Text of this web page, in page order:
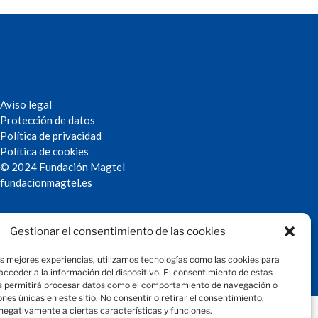
Gestionar el consentimiento de las cookies
mejores experiencias, utilizamos tecnologías como las cookies para
a la información del dispositivo. El consentimiento de estas
permitirá procesar datos como el comportamiento de navegación o
únicas en este sitio. No consentir o retirar el consentimiento,
a ciertas características y funciones.
Aviso legal
Protección de datos
Política de privacidad
Política de cookies
© 2024 Fundación Magtel
fundacionmagtel.es